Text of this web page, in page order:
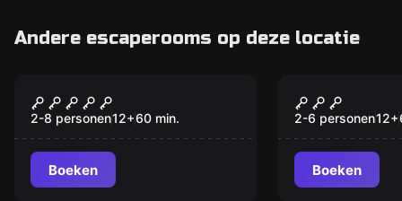
Andere escaperooms op deze locatie
The Mad Scientist
2-8 personen12+60 min.
Boeken
Antwerp
2-6 personen12+
Boeken